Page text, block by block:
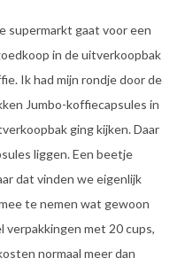
supermarkt gaat voor een
in de uitverkoopbak
Ik had mijn rondje door de
Jumbo-koffiecapsules in
ging kijken. Daar
liggen. Een beetje
dat vinden we eigenlijk
te nemen wat gewoon
verpakkingen met 20 cups,
normaal meer dan